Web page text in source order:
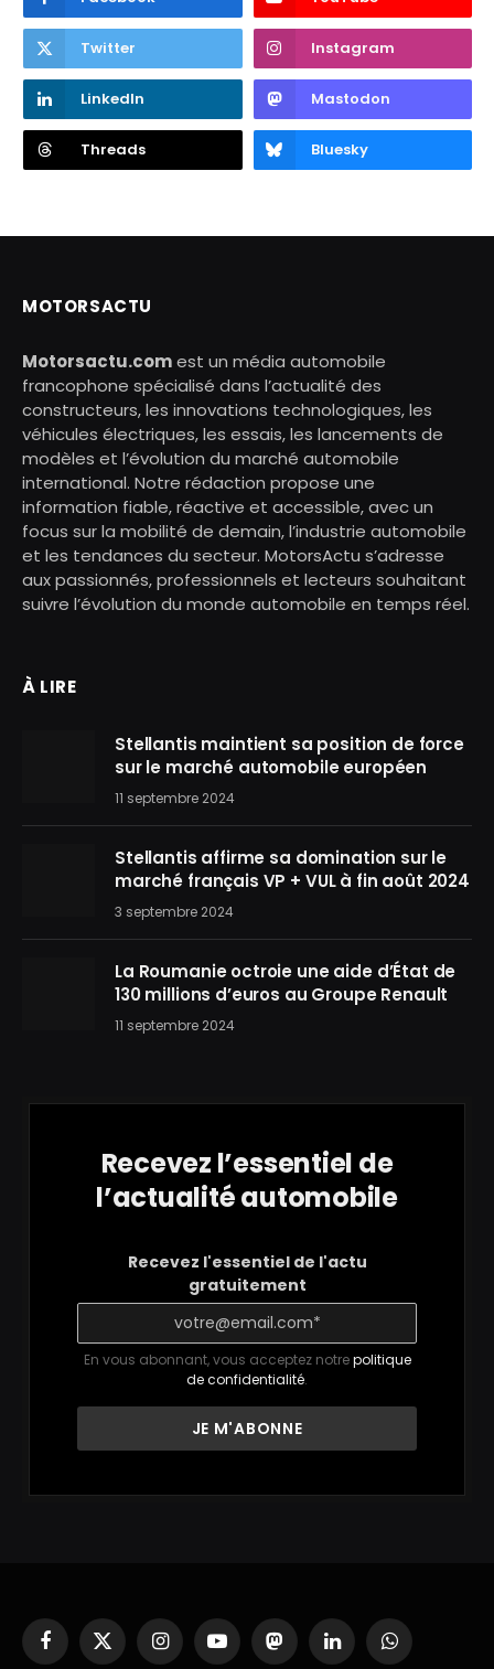
Twitter Instagram
LinkedIn Mastodon
Threads Bluesky
MOTORSACTU
Motorsactu.comest un média automobile
francophone spécialisé dans l’actualité des
constructeurs, les innovations technologiques, les
véhicules électriques, les essais, les lancements de
modèles et l’évolution du marché automobile
international. Notre rédaction propose une
information fiable, réactive et accessible, avec un
focus sur la mobilité de demain, l’industrie automobile
et les tendances du secteur. MotorsActu s’adresse
aux passionnés, professionnels et lecteurs souhaitant
suivre l’évolution du monde automobile en temps réel.
À LIRE
Stellantis maintient sa position de force
sur le marché automobile européen
11 septembre 2024
Stellantis affirme sa domination sur le
marché français VP + VUL à fin août 2024
3 septembre 2024
La Roumanie octroie une aide d’État de
130 millions d’euros au Groupe Renault
11 septembre 2024
Recevez l’essentiel de
l’actualité automobile
Recevez l'essentiel de l'actu
gratuitement
En vous abonnant, vous acceptez notrepolitique
de confidentialité.
Facebook
X
InstagramYouTubeMastodonLinkedInWhatsApp